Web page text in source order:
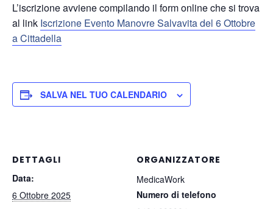
L’iscrizione avviene compilando il form online che si trova
al link Iscrizione Evento Manovre Salvavita del 6 Ottobre
a Cittadella
SALVA NEL TUO CALENDARIO
DETTAGLI
Data:
6 Ottobre 2025
ORGANIZZATORE
MedicaWork
Numero di telefono